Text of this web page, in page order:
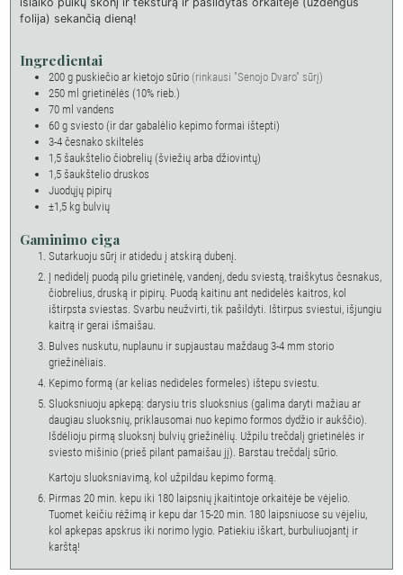
folija) sekančią dieną!
Ingredientai
200 g puskiečio ar kietojo sūrio (rinkausi "Senojo Dvaro" sūrį)
250 ml grietinėlės (10% rieb.)
70 ml vandens
60 g sviesto (ir dar gabalėlio kepimo formai ištepti)
3-4 česnako skiltelės
1,5 šaukštelio čiobrelių (šviežių arba džiovintų)
1,5 šaukštelio druskos
Juodųjų pipirų
±1,5 kg bulvių
Gaminimo eiga
Sutarkuoju sūrį ir atidedu į atskirą dubenį.
Į nedidelį puodą pilu grietinėlę, vandenį, dedu sviestą, traiškytus česnakus,
čiobrelius, druską ir pipirų. Puodą kaitinu ant nedidelės kaitros, kol
ištirpsta sviestas. Svarbu neužvirti, tik pašildyti. Ištirpus sviestui, išjungiu
kaitrą ir gerai išmaišau.
Bulves nuskutu, nuplaunu ir supjaustau maždaug 3-4 mm storio
griežinėliais.
Kepimo formą (ar kelias nedideles formeles) ištepu sviestu.
Sluoksniuoju apkepą: darysiu tris sluoksnius (galima daryti mažiau ar
daugiau sluoksnių, priklausomai nuo kepimo formos dydžio ir aukščio).
Išdėlioju pirmą sluoksnį bulvių griežinėlių. Užpilu trečdalį grietinėlės ir
sviesto mišinio (prieš pilant pamaišau jį). Barstau trečdalį sūrio.
Kartoju sluoksniavimą, kol užpildau kepimo formą.
Pirmas 20 min. kepu iki 180 laipsnių įkaitintoje orkaitėje be vėjelio.
Tuomet keičiu rėžimą ir kepu dar 15-20 min. 180 laipsniuose su vėjeliu,
kol apkepas apskrus iki norimo lygio. Patiekiu iškart, burbuliuojantį ir
karštą!